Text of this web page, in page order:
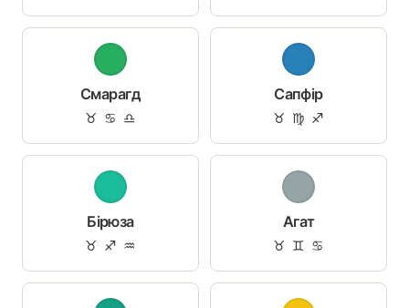
Смарагд
♉ ♋ ♎
Сапфір
♉ ♍ ♐
Бірюза
♉ ♐ ♒
Агат
♉ ♊ ♋